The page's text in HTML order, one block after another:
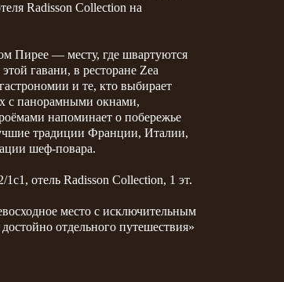
Radisson Collection на
Пирее — месту, где швартуются
гавани, в ресторане Zea
и те, кто выбирает
с панорамными окнами,
напоминает о побережье
традиции Франции, Италии,
шеф-повара.
отель Radisson Collection, 1 эт.
место с исключительным
отдельного путешествия»